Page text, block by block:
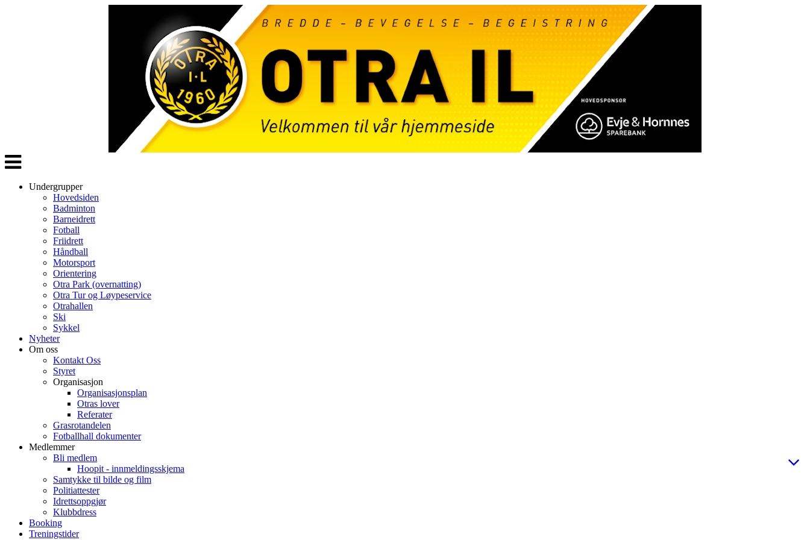
Veksle
navigasjon
Undergrupper
Hovedsiden
Badminton
Barneidrett
Fotball
Friidrett
Håndball
Motorsport
Orientering
Otra Park (overnatting)
Otra Tur og Løypeservice
Otrahallen
Ski
Sykkel
Nyheter
Om oss
Kontakt Oss
Styret
Organisasjon
Organisasjonsplan
Otras lover
Referater
Grasrotandelen
Fotballhall dokumenter
Medlemmer
Bli medlem
Hoopit - innmeldingsskjema
Samtykke til bilde og film
Politiattester
Idrettsoppgjør
Klubbdress
Booking
Treningstider